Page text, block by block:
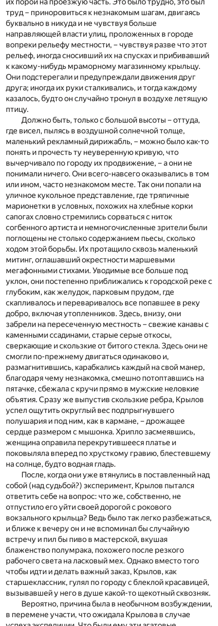
труд – приноровиться к незнакомым шагам, двигаясь
буквально в никуда и не чувствуя больше
направляющей власти улиц, проложенных в городе
вопреки рельефу местности, – чувствуя разве что этот
рельеф, иногда сносивший их на спусках и прибивавший
к какому-нибудь мраморному магазинному крыльцу.
Они подстерегали и предупреждали движения друг
друга; иногда их руки сталкивались, и тогда каждому
казалось, будто он случайно тронул в воздухе летящую
птицу.
Должно быть, только с большой высоты – оттуда,
где висел, пылясь в воздушной солнечной толще,
маленький рекламный дирижабль, – можно было как-то
понять и прочесть ту неуверенную кривую, что
вычерчивало по городу их продвижение, – а они не
понимали ничего. Они всего-навсего оказывались в том
или ином, часто незнакомом месте. Так они попали на
уличное кукольное представление, где тряпичные
марионетки в условных, похожих на хлебные корки
сапогах словно стремились сорваться с ниток
согбенного артиста и немногочисленные зрители были
поглощены не столько содержанием пьесы, сколько
ходом этой борьбы. Их протащило сквозь маленький
митинг, оглашавший окрестности маршевыми
мегафонными стихами. Уводимые все больше под
уклон, они постепенно приближались к городской реке с
глубоким, как желудок, парковым прудом, где
скапливалось и переваривалось все попавшее в реку
добро, включая утопленников. Здесь, внизу, они
забрели на пересеченную местность – свежие канавы с
каменными ссадинами, старые серые откосы,
сверкающие и скользкие от битого стекла. Здесь они не
смогли по-прежнему двигаться одинаково и,
размагнитившись, карабкались каждый на свой манер,
благодаря чему незнакомка, смешно потоптавшись на
пятачке, сбежала с кручи прямо в мужские неловкие
объятия. Сразу же выпустив скользкие ребра, Крылов
успел ощутить округлый вес подпрыгнувшего
полушария и под ним, как в кармане, – дрожащее
сердце размером с мышонка. Хрипло засмеявшись,
женщина оправила перекрутившееся платье и
поковыляла вперед по хрусткому гравию, блестевшему
на солнце, будто водная гладь.
После, когда они уже втянулись в поставленный над
собой (над судьбой?) эксперимент, Крылов пытался
ответить себе на вопрос: что же, собственно, не
отпустило его уйти своей дорогой с рокового
вокзального крыльца? Ведь было так легко разбежаться,
и ближе к вечеру он и не вспоминал бы случайную
встречу и пил бы пиво в мастерской, вкушая
блаженство полумрака, похожего после резкого
рабочего света на ласковый мех. Однако вместо того
чтобы идти и делать важный заказ, Крылов, как
старшеклассник, гулял по городу с блеклой красавицей,
вызывавшей у него в душе какой-то щекотный сквозняк.
Вероятно, причина была в необычном возбуждении,
в перемене участи, что ожидала Крылова в случае